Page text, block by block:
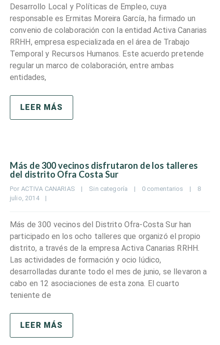
Desarrollo Local y Políticas de Empleo, cuya
responsable es Ermitas Moreira García, ha firmado un
convenio de colaboración con la entidad Activa Canarias
RRHH, empresa especializada en el área de Trabajo
Temporal y Recursos Humanos. Este acuerdo pretende
regular un marco de colaboración, entre ambas
entidades,
LEER MÁS
Más de 300 vecinos disfrutaron de los talleres
del distrito Ofra Costa Sur
Por ACTIVA CANARIAS | Sin categoría | 0 comentarios |
8
julio, 2014 |
Más de 300 vecinos del Distrito Ofra-Costa Sur han
participado en los ocho talleres que organizó el propio
distrito, a través de la empresa Activa Canarias RRHH.
Las actividades de formación y ocio lúdico,
desarrolladas durante todo el mes de junio, se llevaron a
cabo en 12 asociaciones de esta zona. El cuarto
teniente de
LEER MÁS